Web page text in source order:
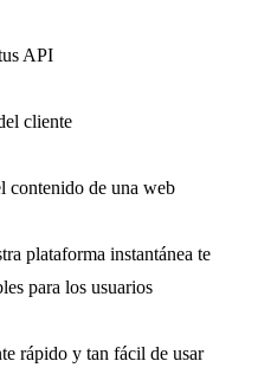
API
cliente
contenido de una web
plataforma instantánea te
para los usuarios
rápido y tan fácil de usar